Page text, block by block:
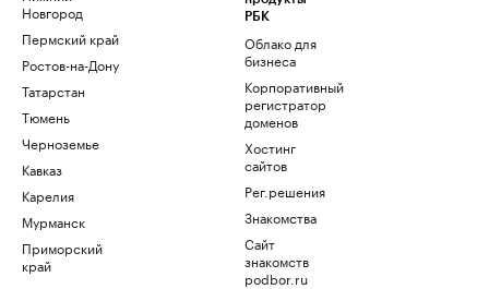
Новгород
Пермский край
Ростов-на-Дону
Татарстан
Тюмень
Черноземье
Кавказ
Карелия
Мурманск
Приморский
край
РБК
Облако для
бизнеса
Корпоративный
регистратор
доменов
Хостинг
сайтов
Рег.решения
Знакомства
Сайт
знакомств
podbor.ru